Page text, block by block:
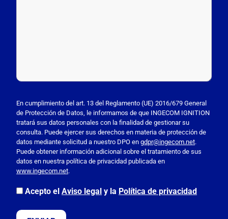
o
r
f
a
v
o
r
,
e
En cumplimiento del art. 13 del Reglamento (UE) 2016/679 General
de Protección de Datos, le informamos de que INGECOM IGNITION
tratará sus datos personales con la finalidad de gestionar su
consulta. Puede ejercer sus derechos en materia de protección de
datos mediante solicitud a nuestro DPO en gdpr@ingecom.net.
Puede obtener información adicional sobre el tratamiento de sus
datos en nuestra política de privacidad publicada en
www.ingecom.net.
Acepto el Aviso legal y la Política de privacidad